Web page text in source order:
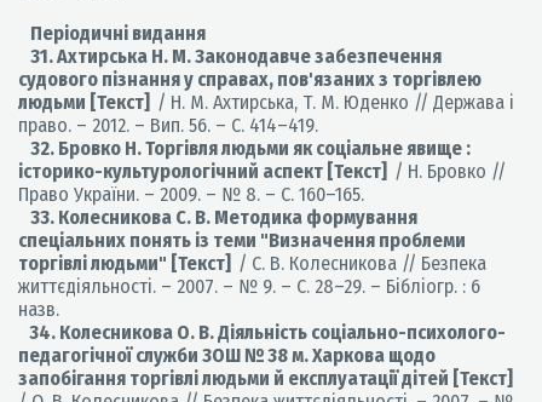
Періодичні видання
31. Ахтирська Н. М. Законодавче забезпечення
судового пізнання у справах, пов'язаних з торгівлею
людьми [Текст] / Н. М. Ахтирська, Т. М. Юденко // Держава і
право. – 2012. – Вип. 56. – С. 414–419.
32. Бровко Н. Торгівля людьми як соціальне явище :
історико-культурологічний аспект [Текст] / Н. Бровко //
Право України. – 2009. – № 8. – С. 160–165.
33. Колесникова С. В. Методика формування
спеціальних понять із теми "Визначення проблеми
торгівлі людьми" [Текст] / С. В. Колесникова // Безпека
життєдіяльності. – 2007. – № 9. – С. 28–29. – Бібліогр. : 6
назв.
34. Колесникова О. В. Діяльність соціально-психолого-
педагогічної служби ЗОШ № 38 м. Харкова щодо
запобігання торгівлі людьми й експлуатації дітей [Текст]